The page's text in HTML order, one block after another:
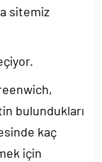
sitemiz
bulundukları
kaç
için